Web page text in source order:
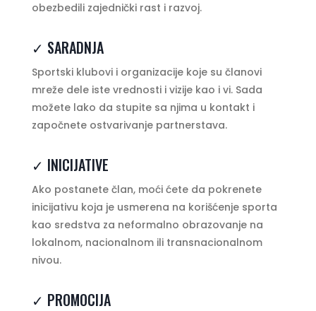
obezbedili zajednički rast i razvoj.
✓ SARADNJA
Sportski klubovi i organizacije koje su članovi
mreže dele iste vrednosti i vizije kao i vi. Sada
možete lako da stupite sa njima u kontakt i
započnete ostvarivanje partnerstava.
✓ INICIJATIVE
Ako postanete član, moći ćete da pokrenete
inicijativu koja je usmerena na korišćenje sporta
kao sredstva za neformalno obrazovanje na
lokalnom, nacionalnom ili transnacionalnom
nivou.
✓ PROMOCIJA